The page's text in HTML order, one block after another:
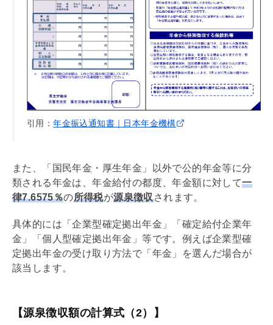
引用：年金振込通知書｜日本年金機構
また、「国民年金・厚生年金」以外で公的年金等に分
類される年金は、年金給付の都度、年金額に対して一
律7.6575％の所得税が源泉徴収されます。
具体的には「企業型確定拠出年金」「確定給付企業年
金」「個人型確定拠出年金」等です。例えば企業型確
定拠出年金の受け取り方法で「年金」を選んだ場合が
該当します。
【源泉徴収額の計算式（2）】